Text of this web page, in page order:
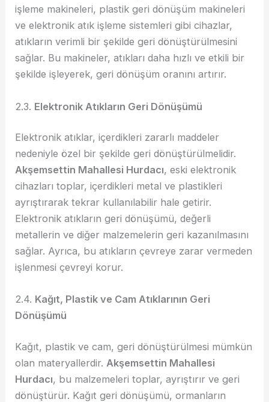
işleme makineleri, plastik geri dönüşüm makineleri
ve elektronik atık işleme sistemleri gibi cihazlar,
atıkların verimli bir şekilde geri dönüştürülmesini
sağlar. Bu makineler, atıkları daha hızlı ve etkili bir
şekilde işleyerek, geri dönüşüm oranını artırır.
2.3. Elektronik Atıkların Geri Dönüşümü
Elektronik atıklar, içerdikleri zararlı maddeler
nedeniyle özel bir şekilde geri dönüştürülmelidir.
Akşemsettin Mahallesi Hurdacı, eski elektronik
cihazları toplar, içerdikleri metal ve plastikleri
ayrıştırarak tekrar kullanılabilir hale getirir.
Elektronik atıkların geri dönüşümü, değerli
metallerin ve diğer malzemelerin geri kazanılmasını
sağlar. Ayrıca, bu atıkların çevreye zarar vermeden
işlenmesi çevreyi korur.
2.4. Kağıt, Plastik ve Cam Atıklarının Geri
Dönüşümü
Kağıt, plastik ve cam, geri dönüştürülmesi mümkün
olan materyallerdir. Akşemsettin Mahallesi
Hurdacı, bu malzemeleri toplar, ayrıştırır ve geri
dönüştürür. Kağıt geri dönüşümü, ormanların